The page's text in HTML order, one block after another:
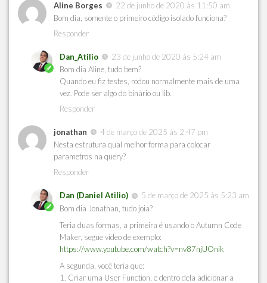
Aline Borges
22 de junho de 2020 às 11:50 am
Bom dia, somente o primeiro código isolado funciona?
Responder
Dan_Atilio
23 de junho de 2020 às 5:24 am
Bom dia Aline, tudo bem?
Quando eu fiz testes, rodou normalmente mais de uma
vez. Pode ser algo do binário ou lib.
Responder
jonathan
4 de março de 2025 às 2:47 pm
Nesta estrutura qual melhor forma para colocar
parametros na query?
Responder
Dan (Daniel Atilio)
5 de março de 2025 às 5:23 am
Bom dia Jonathan, tudo joia?
Teria duas formas, a primeira é usando o Autumn Code
Maker, segue vídeo de exemplo:
https://www.youtube.com/watch?v=nv87njUOnik
A segunda, você teria que:
1. Criar uma User Function, e dentro dela adicionar a